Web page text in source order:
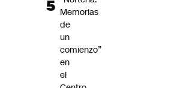
Memorias
de
un
comienzo”
en
el